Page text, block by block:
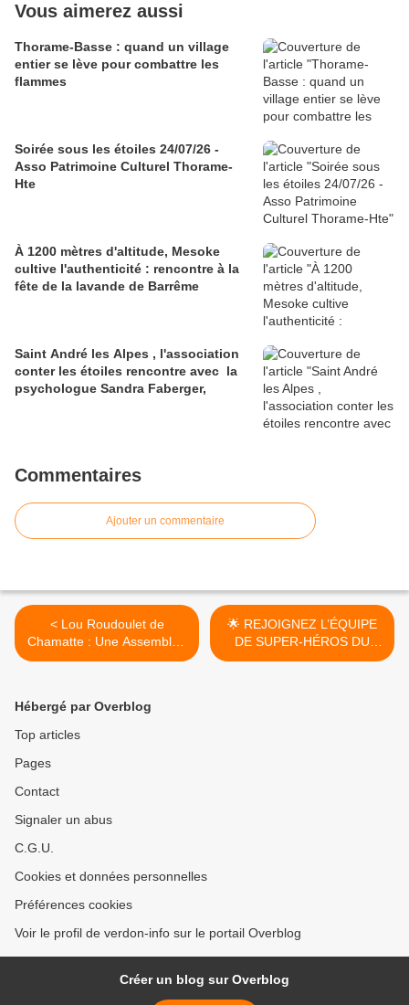
Vous aimerez aussi
Thorame-Basse : quand un village
entier se lève pour combattre les
flammes
Soirée sous les étoiles 24/07/26 -
Asso Patrimoine Culturel Thorame-
Hte
À 1200 mètres d'altitude, Mesoke
cultive l'authenticité : rencontre à la
fête de la lavande de Barrême
Saint André les Alpes , l'association
conter les étoiles rencontre avec la
psychologue Sandra Faberger,
Commentaires
Ajouter un commentaire
< Lou Roudoulet de
Chamatte : Une Assemblée
Générale sous le signe de
🌟 REJOIGNEZ L’ÉQUIPE
DE SUPER-HÉROS DU
CAMPING L’ADRETCH ! 🌟
Hébergé par Overblog
Top articles
Pages
Contact
Signaler un abus
C.G.U.
Cookies et données personnelles
Préférences cookies
Voir le profil de verdon-info sur le portail Overblog
Créer un blog sur Overblog